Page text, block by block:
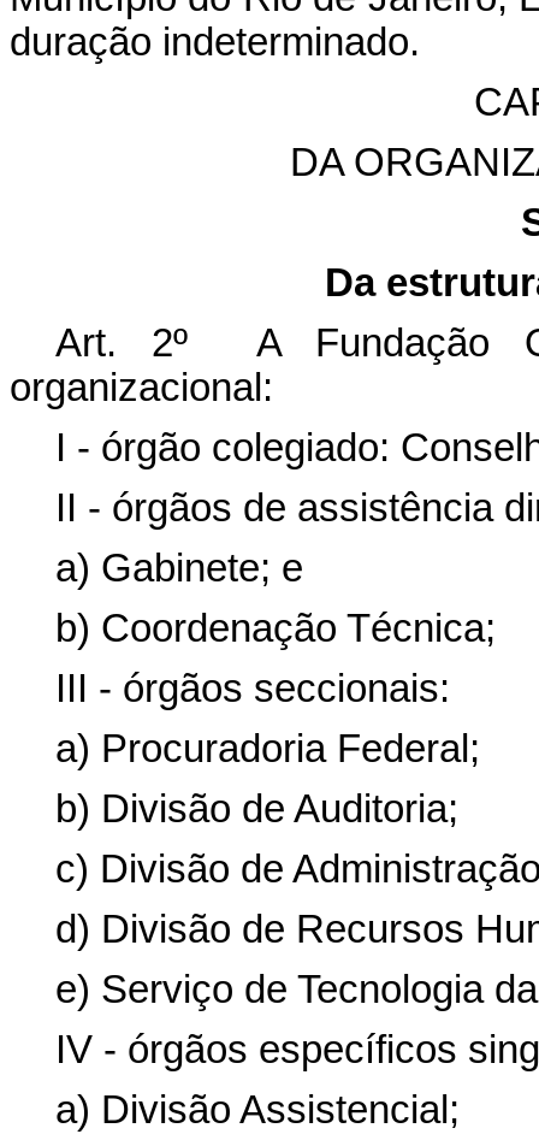
duração indeterminado.
DA
Da
Art. 2º A Fundação
organizacional:
I - órgão colegiado:
II - órgãos de assistência
a) Gabinete; e
b) Coordenação Técnica;
III - órgãos seccionais:
a) Procuradoria Federal;
b) Divisão de Auditoria;
c) Divisão de
d) Divisão de Recursos
e) Serviço de Tecnologia
IV - órgãos específicos
a) Divisão Assistencial;